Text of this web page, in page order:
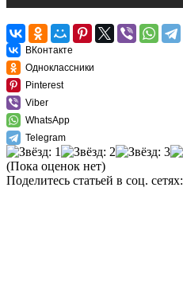
ВКонтакте
Одноклассники
Pinterest
Viber
WhatsApp
Telegram
(Пока оценок нет)
Поделитесь статьей в соц. сетях: